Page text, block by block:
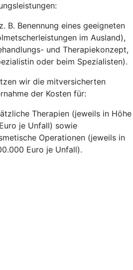
B. Benennung eines geeigneten
im Ausland),
und Therapiekonzept,
oder beim Spezialisten).
wir die mitversicherten
der Kosten für:
Therapien (jeweils in Höhe
je Unfall) sowie
Operationen (jeweils in
Euro je Unfall).